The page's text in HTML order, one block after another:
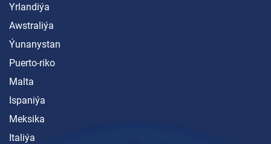
Yrlandiýa
Awstraliýa
Ýunanystan
Puerto-riko
Malta
Ispaniýa
Meksika
Italiýa